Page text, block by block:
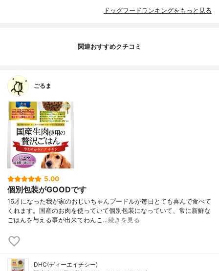
ドッグフードランキングをもっと見る
関連おすすめクチコミ
ごるま
5.00
個別包装がGOODです
16才になった我が家のおじいちゃんプードルが毎日とても喜んで食べて
くれます。国産のお肉を使っていて個別包装になっていて、常に新鮮な
ごはんを与える事が出来てわんこ…続きを見る
DHC(ディーエイチシー)